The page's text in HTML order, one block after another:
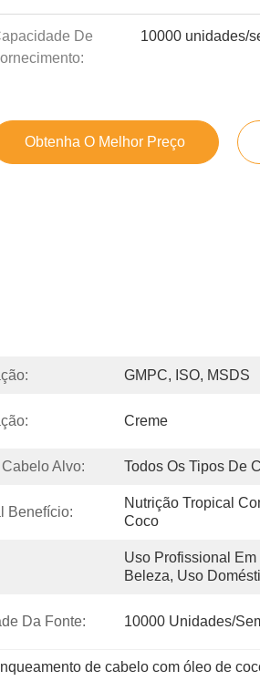
De
10000 unidades/
Obtenha O Melhor Preço
GMPC, ISO, MSDS
Creme
Alvo: Todos Os Tipos De
Benefício:
Nutrição Tropical
Coco
Uso Profissional
Beleza, Uso
Da Fonte: 10000 Unidades/
de cabelo com óleo de